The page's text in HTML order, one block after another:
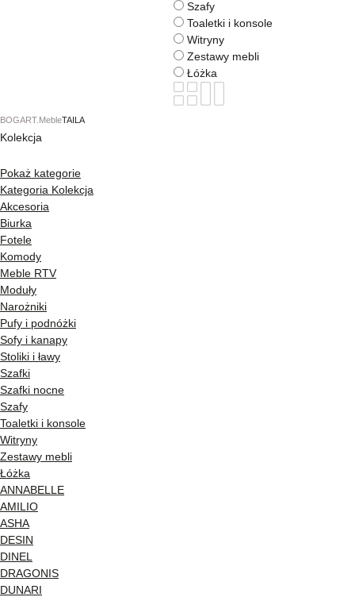
Szafy
Toaletki i konsole
Witryny
Zestawy mebli
Łóżka
BOGART. MebleTAILA
Kolekcja
Pokaż kategorie
Kategoria Kolekcja
Akcesoria
Biurka
Fotele
Komody
Meble RTV
Moduły
Narożniki
Pufy i podnóżki
Sofy i kanapy
Stoliki i ławy
Szafki
Szafki nocne
Szafy
Toaletki i konsole
Witryny
Zestawy mebli
Łóżka
ANNABELLE
AMILIO
ASHA
DESIN
DINEL
DRAGONIS
DUNARI